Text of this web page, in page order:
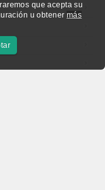
que acepta su
u obtener más